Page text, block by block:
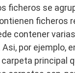
ficheros se
ficheros
contener
por ejemplo,
principal